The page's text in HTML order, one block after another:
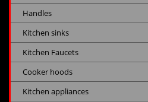
Handles
Kitchen sinks
Kitchen Faucets
Cooker hoods
Kitchen appliances